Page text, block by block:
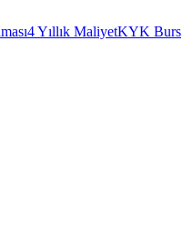
4 Yıllık MaliyetKYK Burs